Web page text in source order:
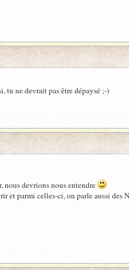
tu ne devrait pas être dépaysé ;-)
devrions nous entendre
parmi celles-ci, on parle aussi des